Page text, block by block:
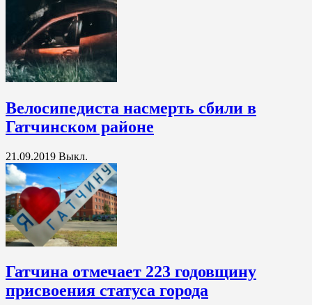
Велосипедиста насмерть сбили в
Гатчинском районе
21.09.2019 Выкл.
Гатчина отмечает 223 годовщину
присвоения статуса города